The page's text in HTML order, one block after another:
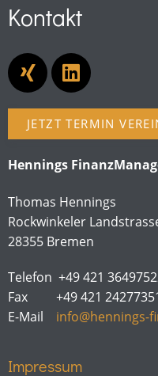
Kontakt
Hennings
JETZT TERMIN
Thomas Hennings
Rockwinkeler
28355 Bremen
Telefon +49 421
Fax +49 421
E-Mail info@hennings-
Impressum